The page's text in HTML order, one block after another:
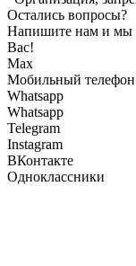
Остались вопросы?
Напишите нам и мы
Вас!
Max
Мобильный телефон
Whatsapp
Whatsapp
Telegram
Instagram
ВКонтакте
Одноклассники